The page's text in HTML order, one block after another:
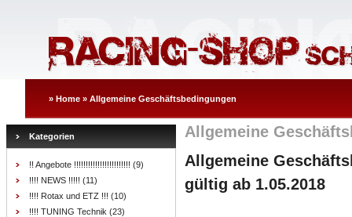
» Home » Allgemeine Geschäftsbedingungen
Kategorien
!! Angebote !!!!!!!!!!!!!!!!!!!!!!!! (9)
!!!! NEWS !!!!! (11)
!!!! Rotax und ETZ !!! (10)
!!!! TUNING Technik (23)
Allgemeine
Allgemeine
gültig ab 1.05.2018